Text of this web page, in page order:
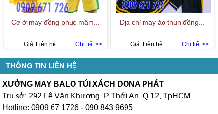
Cơ ở may đồng phục mầm...
Chi tiết >>
Giá: Liên hệ
Địa chỉ may áo thun đồng...
Chi tiết >>
Giá: Liên hệ
THÔNG TIN LIÊN HỆ
XƯỞNG MAY BALO TÚI XÁCH DONA PHÁT
Trụ sở: 292 Lê Văn Khương, P Thới An, Q 12, TpHCM
Hotline: 0909 67 1726 - 090 843 9695